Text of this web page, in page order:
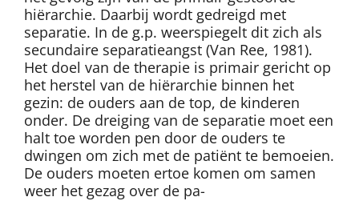
hiërarchie. Daarbij wordt gedreigd met
separatie. In de g.p. weerspiegelt dit zich als
secundaire separatieangst (Van Ree, 1981).
Het doel van de therapie is primair gericht op
het herstel van de hiërarchie binnen het
gezin: de ouders aan de top, de kinderen
onder. De dreiging van de separatie moet een
halt toe worden pen door de ouders te
dwingen om zich met de patiënt te bemoeien.
De ouders moeten ertoe komen om samen
weer het gezag over de pa-